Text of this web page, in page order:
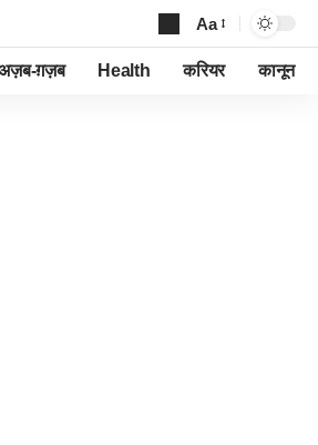
Font
Resizer
Aa
ग़ज़ब Health करियर कानून